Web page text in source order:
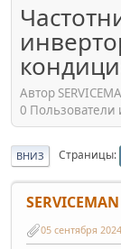
Автор
0 Пользователи
ВНИЗ Страницы
SERVICEMAN
05 сентября